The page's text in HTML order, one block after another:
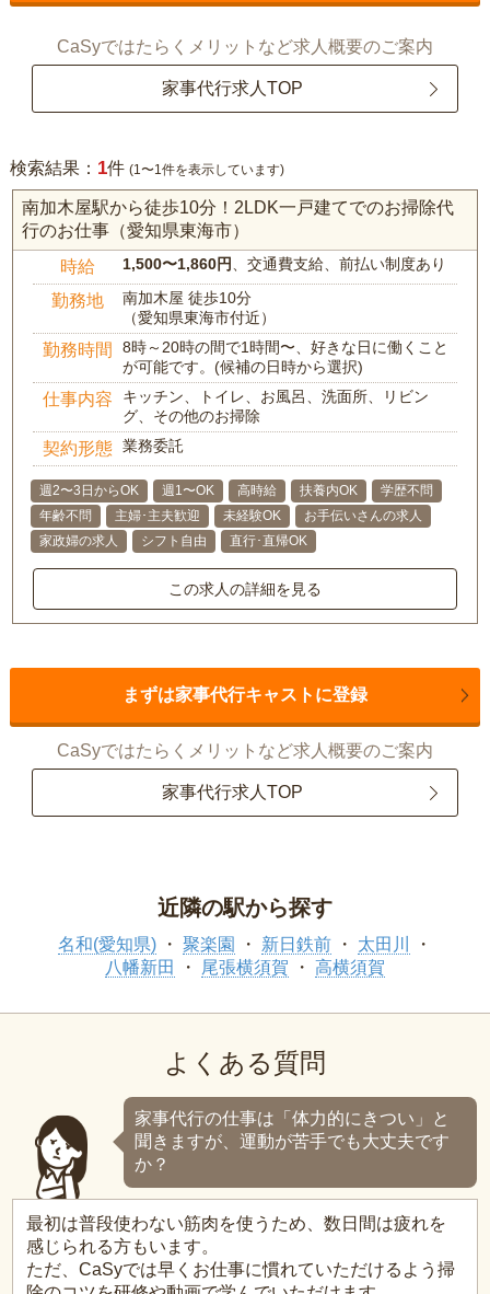
CaSyではたらくメリットなど求人概要のご案内
家事代行求人TOP
検索結果： 1件 (1〜1件を表示しています)
南加木屋駅から徒歩10分！2LDK一戸建てでのお掃除代
行のお仕事（愛知県東海市）
時給 1,500〜1,860円 、交通費支給、前払い制度あり
勤務地
南加木屋 徒歩10分
（愛知県東海市付近）
勤務時間
8時～20時の間で1時間〜、好きな日に働くこと
が可能です。(候補の日時から選択)
仕事内容
キッチン、トイレ、お風呂、洗面所、リビン
グ、その他のお掃除
契約形態 業務委託
週2〜3日からOK 週1〜OK 高時給 扶養内OK
学歴不問
年齢不問
主婦･主夫歓迎 未経験OK
お手伝いさんの求人
家政婦の求人
シフト自由 直行･直帰OK
この求人の詳細を見る
まずは家事代行キャストに登録
CaSyではたらくメリットなど求人概要のご案内
家事代行求人TOP
近隣の駅から探す
名和(愛知県) 聚楽園 新日鉄前
太田川
八幡新田
尾張横須賀 高横須賀
よくある質問
家事代行の仕事は「体力的にきつい」と
聞きますが、運動が苦手でも大丈夫です
か？
最初は普段使わない筋肉を使うため、数日間は疲れを
感じられる方もいます。
ただ、CaSyでは早くお仕事に慣れていただけるよう掃